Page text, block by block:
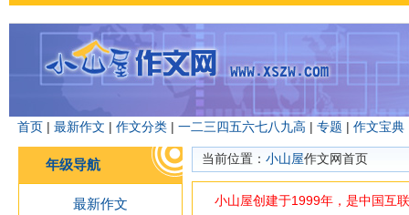
首页 | 最新作文 | 作文分类 | 一二三四五六七八九高 | 专题 | 作文宝典
年级导航
最新作文
当前位置： 小山屋作文网首页
小山屋创建于1999年，是中国互